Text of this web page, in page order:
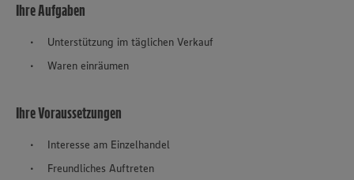
Ihre Aufgaben
Unterstützung im täglichen Verkauf
Waren einräumen
Ihre Voraussetzungen
Interesse am Einzelhandel
Freundliches Auftreten